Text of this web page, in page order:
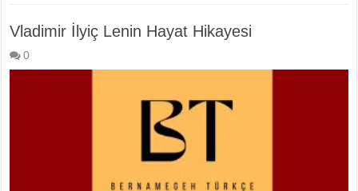
Vladimir İlyiç Lenin Hayat Hikayesi
0